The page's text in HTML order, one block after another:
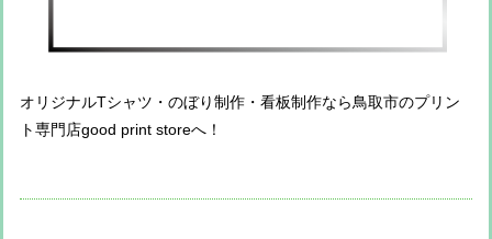
オリジナルTシャツ・のぼり制作・看板制作なら鳥取市のプリン
ト専門店good print storeへ！